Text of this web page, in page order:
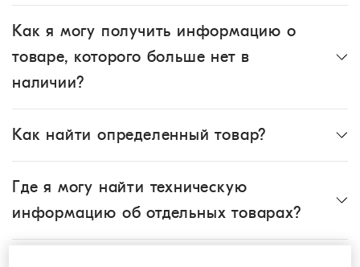
Как я могу получить информацию о
товаре, которого больше нет в
наличии?
Как найти определенный товар?
Где я могу найти техническую
информацию об отдельных товарах?